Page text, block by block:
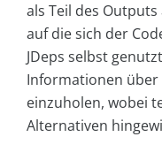
als Teil des Outputs
auf die sich der
JDeps selbst
Informationen über
einzuholen, wobei
Alternativen